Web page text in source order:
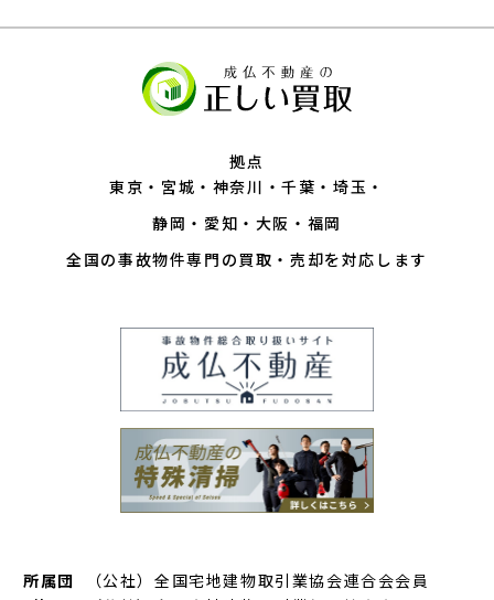
拠点
東京
宮城 神奈川 千葉
埼玉
静岡
愛知 大阪
福岡
全国の事故物件専門の買取・売却を対応します
所属団
（公社）全国宅地建物取引業協会連合会会員